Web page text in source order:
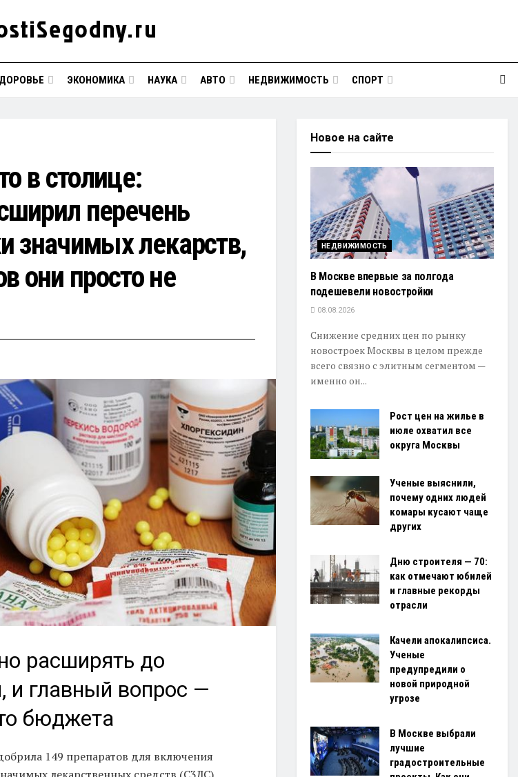
ЭКОНОМИКА НАУКА АВТО НЕДВИЖИМОСТЬ СПОРТ
в столице:
перечень
значимых лекарств,
они просто не
расширять до
и главный вопрос —
бюджета
149 препаратов для включения
Новое на сайте
НЕДВИЖИМОСТЬ
В Москве впервые за полгода
подешевели новостройки
08.08.2026
Снижение средних цен по рынку
новостроек Москвы в целом прежде
всего связно с элитным сегментом —
именно он...
Рост цен на жилье в
июле охватил все
округа Москвы
Ученые выяснили,
почему одних людей
комары кусают чаще
других
Дню строителя — 70:
как отмечают юбилей
и главные рекорды
отрасли
Качели апокалипсиса.
Ученые
предупредили о
новой природной
угрозе
В Москве выбрали
лучшие
градостроительные